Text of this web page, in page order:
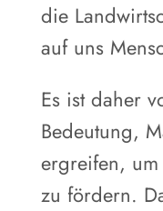
die
auf uns
Es ist daher
Bedeutung,
ergreifen,
zu fördern.